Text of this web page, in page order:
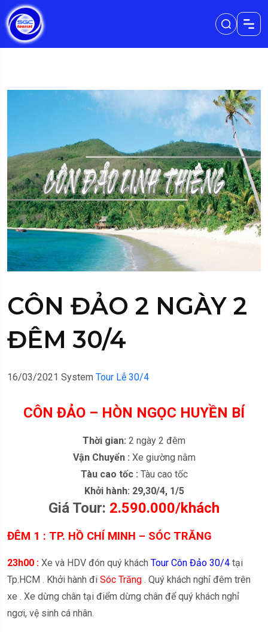
CÔN ĐẢO 2 NGÀY 2
ĐÊM 30/4
16/03/2021 System Tour Lễ 30/4
CÔN ĐẢO – HÒN NGỌC HUYỀN BÍ
Thời gian: 2 ngày 2 đêm
Vận Chuyển : Xe giường nằm
Tàu cao tốc : Tàu cao tốc
Khởi hành: 29,30/4, 1/5
Giá Tour: 2.590.000/khách
ĐÊM 1 : TP. HỒ CHÍ MINH – SÓC TRĂNG
23h00 : Xe và HDV đón quý khách Tour Côn Đảo 30/4 tại
Tp.HCM . Khởi hành đi Sóc Trăng . Quý khách nghỉ đêm trên
xe . Xe dừng chân tại điểm dừng chân để quý khách nghỉ
ngơi, vệ sinh cá nhân.